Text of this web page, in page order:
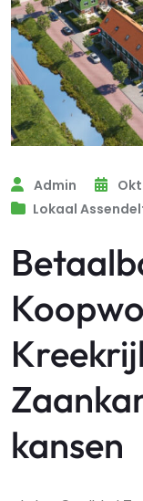
Admin
Okt
Lokaal
kansen